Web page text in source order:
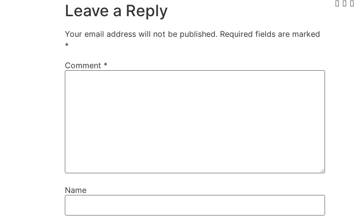
Leave a Reply
Your email address will not be published. Required fields are marked
*
Comment *
Name